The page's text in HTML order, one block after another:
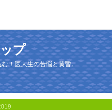
プ
！医大生の苦悩と黄昏。